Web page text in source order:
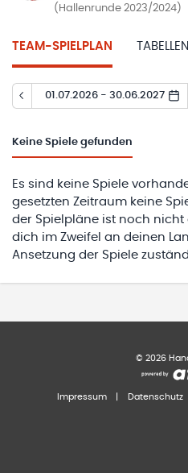
(Hallenrunde 2023/2024)
TEAM-SPIELPLAN TABELLEN
01.07.2026 - 30.06.2027
Keine Spiele gefunden
Es sind keine Spiele
gesetzten Zeitraum keine
der Spielpläne ist noch nicht
dich im Zweifel an deinen
Ansetzung der Spiele
© 2026
Impressum Datenschutz